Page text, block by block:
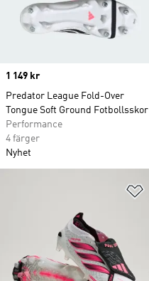
Price
1 149 kr
Predator League Fold-Over
Tongue Soft Ground Fotbollsskor
Performance
4 färger
Nyhet